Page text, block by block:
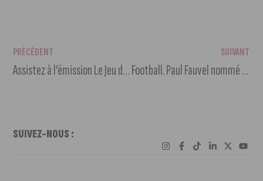
PRÉCÉDENT
Assistez à l’émission Le Jeu des 1 000 euros au Palais des Ducs
SUIVANT
Football. Paul Fauvel nommé Directeur Général du DFCO
SUIVEZ-NOUS :